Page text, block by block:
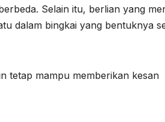
Selain itu, berlian yang
dalam bingkai yang bentuknya
tetap mampu memberikan kesan